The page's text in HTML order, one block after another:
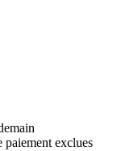
paiement exclues